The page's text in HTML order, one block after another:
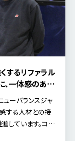
するリファラル
一体感のある
ューバランスジャ
感する人材との接
しています。コア